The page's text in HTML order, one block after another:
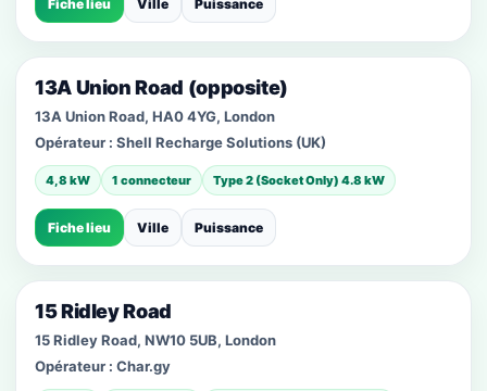
Fiche lieu Ville Puissance
13A Union Road (opposite)
13A Union Road, HA0 4YG, London
Opérateur : Shell Recharge Solutions (UK)
4,8 kW 1 connecteur Type 2 (Socket Only) 4.8 kW
Fiche lieu Ville Puissance
15 Ridley Road
15 Ridley Road, NW10 5UB, London
Opérateur : Char.gy